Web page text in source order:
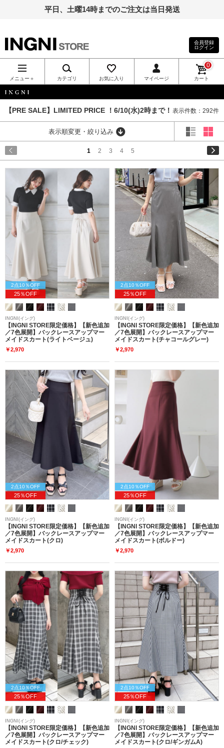
平日、土曜14時までのご注文は当日発送
INGNI（イン
グ）公式通
販｜INGNI
STORE
会員登録
ログイン
メニュー＋ カテゴリ お気に入り マイページ カート
0
INGNI
【PRE SALE】LIMITED PRICE ！6/10(水)2時まで！ 表示件数：292件
表示順変更・絞り込み
1 2 3 4 5
2点10％OFF
25％OFF
INGNI(イング)
【INGNI STORE限定価格】【新色追加
／7色展開】バックレースアップマー
メイドスカート(ライトベージュ)
￥2,970
2点10％OFF
25％OFF
INGNI(イング)
【INGNI STORE限定価格】【新色追加
／7色展開】バックレースアップマー
メイドスカート(チャコールグレー)
￥2,970
2点10％OFF
25％OFF
INGNI(イング)
【INGNI STORE限定価格】【新色追加
／7色展開】バックレースアップマー
メイドスカート(クロ)
￥2,970
2点10％OFF
25％OFF
INGNI(イング)
【INGNI STORE限定価格】【新色追加
／7色展開】バックレースアップマー
メイドスカート(ボルドー)
￥2,970
2点10％OFF
25％OFF
INGNI(イング)
【INGNI STORE限定価格】【新色追加
／7色展開】バックレースアップマー
メイドスカート(クロ/チェック)
2点10％OFF
25％OFF
INGNI(イング)
【INGNI STORE限定価格】【新色追加
／7色展開】バックレースアップマー
メイドスカート(クロ/ギンガムA)